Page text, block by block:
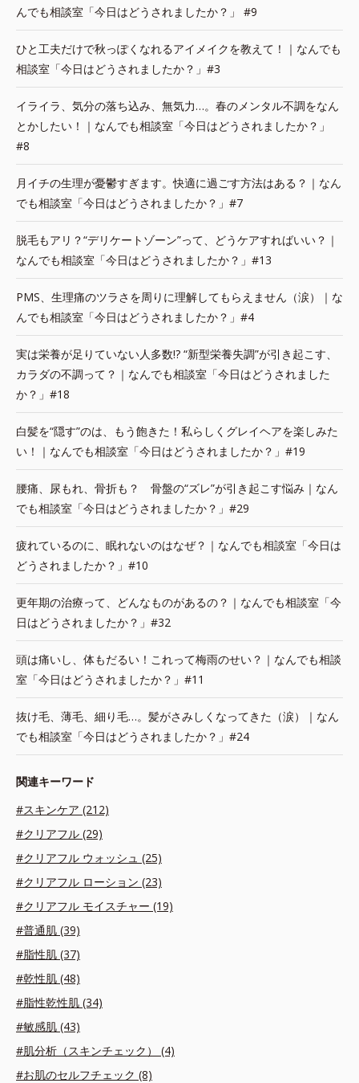
んでも相談室「今日はどうされましたか？」 #9
ひと工夫だけで秋っぽくなれるアイメイクを教えて！｜なんでも
相談室「今日はどうされましたか？」#3
イライラ、気分の落ち込み、無気力…。春のメンタル不調をなん
とかしたい！｜なんでも相談室「今日はどうされましたか？」
#8
月イチの生理が憂鬱すぎます。快適に過ごす方法はある？｜なん
でも相談室「今日はどうされましたか？」#7
脱毛もアリ？“デリケートゾーン”って、どうケアすればいい？｜
なんでも相談室「今日はどうされましたか？」#13
PMS、生理痛のツラさを周りに理解してもらえません（涙）｜な
んでも相談室「今日はどうされましたか？」#4
実は栄養が足りていない人多数!? “新型栄養失調”が引き起こす、
カラダの不調って？｜なんでも相談室「今日はどうされました
か？」#18
白髪を“隠す”のは、もう飽きた！私らしくグレイヘアを楽しみた
い！｜なんでも相談室「今日はどうされましたか？」#19
腰痛、尿もれ、骨折も？ 骨盤の“ズレ”が引き起こす悩み｜なん
でも相談室「今日はどうされましたか？」#29
疲れているのに、眠れないのはなぜ？｜なんでも相談室「今日は
どうされましたか？」#10
更年期の治療って、どんなものがあるの？｜なんでも相談室「今
日はどうされましたか？」#32
頭は痛いし、体もだるい！これって梅雨のせい？｜なんでも相談
室「今日はどうされましたか？」#11
抜け毛、薄毛、細り毛…。髪がさみしくなってきた（涙）｜なん
でも相談室「今日はどうされましたか？」#24
関連キーワード
#スキンケア (212)
#クリアフル (29)
#クリアフル ウォッシュ (25)
#クリアフル ローション (23)
#クリアフル モイスチャー (19)
#普通肌 (39)
#脂性肌 (37)
#乾性肌 (48)
#脂性乾性肌 (34)
#敏感肌 (43)
#肌分析（スキンチェック） (4)
#お肌のセルフチェック (8)